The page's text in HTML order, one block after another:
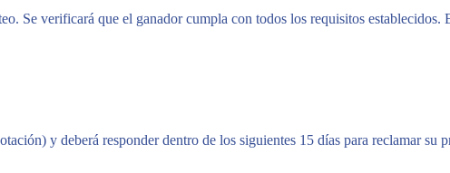
Se verificará que el ganador cumpla con todos los requisitos
y deberá responder dentro de los siguientes 15 días para reclamar su